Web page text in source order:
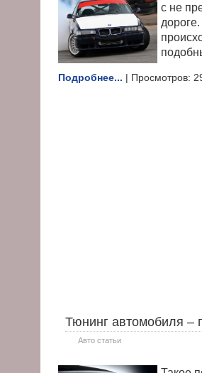
с не
Подробнее... | Просмотров:
Тюнинг автомобиля –
Авто статьи